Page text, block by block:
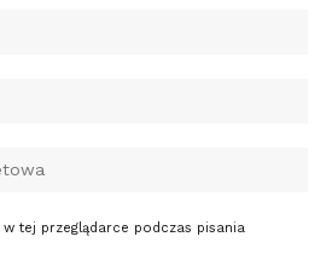
tej przeglądarce podczas pisania